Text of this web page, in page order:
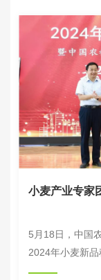
小麦产业专家
5月18日，中国
2024年小麦新
家团石家庄工作